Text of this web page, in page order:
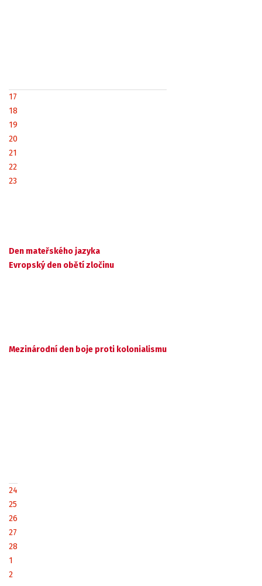
17
18
19
20
21
22
23
Den mateřského jazyka
Evropský den obětí zločinu
Mezinárodní den boje proti kolonialismu
24
25
26
27
28
1
2